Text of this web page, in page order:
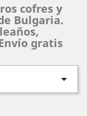
cofres y
Bulgaria.
gratis
